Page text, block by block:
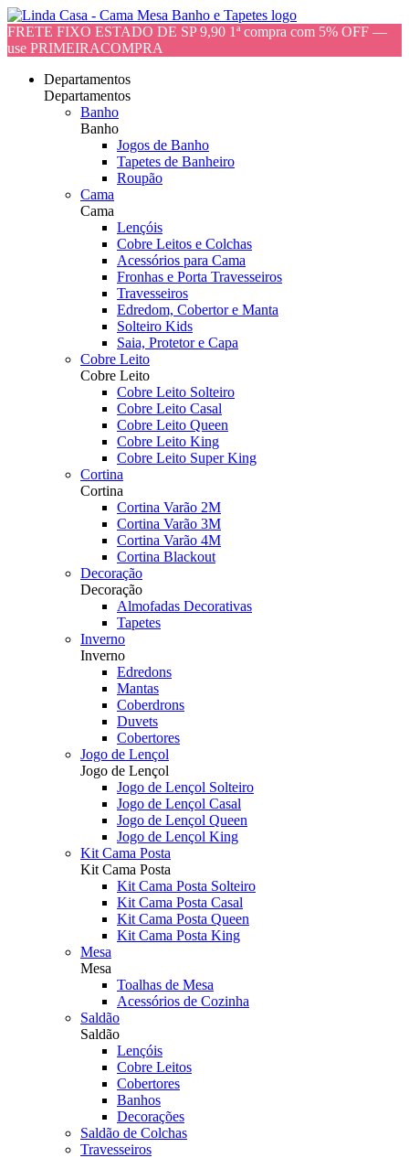
FRETE FIXO ESTADO DE SP 9,90 1ª compra com 5% OFF —
use PRIMEIRACOMPRA
Departamentos
Departamentos
Banho
Banho
Jogos de Banho
Tapetes de Banheiro
Roupão
Cama
Cama
Lençóis
Cobre Leitos e Colchas
Acessórios para Cama
Fronhas e Porta Travesseiros
Travesseiros
Edredom, Cobertor e Manta
Solteiro Kids
Saia, Protetor e Capa
Cobre Leito
Cobre Leito
Cobre Leito Solteiro
Cobre Leito Casal
Cobre Leito Queen
Cobre Leito King
Cobre Leito Super King
Cortina
Cortina
Cortina Varão 2M
Cortina Varão 3M
Cortina Varão 4M
Cortina Blackout
Decoração
Decoração
Almofadas Decorativas
Tapetes
Inverno
Inverno
Edredons
Mantas
Coberdrons
Duvets
Cobertores
Jogo de Lençol
Jogo de Lençol
Jogo de Lençol Solteiro
Jogo de Lençol Casal
Jogo de Lençol Queen
Jogo de Lençol King
Kit Cama Posta
Kit Cama Posta
Kit Cama Posta Solteiro
Kit Cama Posta Casal
Kit Cama Posta Queen
Kit Cama Posta King
Mesa
Mesa
Toalhas de Mesa
Acessórios de Cozinha
Saldão
Saldão
Lençóis
Cobre Leitos
Cobertores
Banhos
Decorações
Saldão de Colchas
Travesseiros